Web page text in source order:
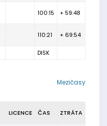
100:15 + 59:48
110:21 + 69:54
DISK
Mezičasy
LICENCE ČAS ZTRÁTA